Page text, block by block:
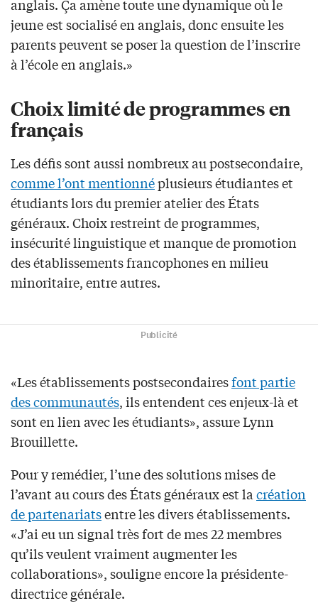
anglais. Ça amène toute une dynamique où le
jeune est socialisé en anglais, donc ensuite les
parents peuvent se poser la question de l’inscrire
à l’école en anglais.»
Choix limité de programmes en
français
Les défis sont aussi nombreux au postsecondaire,
comme l’ont mentionnéplusieurs étudiantes et
étudiants lors du premier atelier des États
généraux. Choix restreint de programmes,
insécurité linguistique et manque de promotion
des établissements francophones en milieu
minoritaire, entre autres.
Publicité
«Les établissements postsecondairesfont partie
des communautés, ils entendent ces enjeux-là et
sont en lien avec les étudiants», assure Lynn
Brouillette.
Pour y remédier, l’une des solutions mises de
l’avant au cours des États généraux est la création
de partenariatsentre les divers établissements.
«J’ai eu un signal très fort de mes 22 membres
qu’ils veulent vraiment augmenter les
collaborations», souligne encore la présidente-
directrice générale.